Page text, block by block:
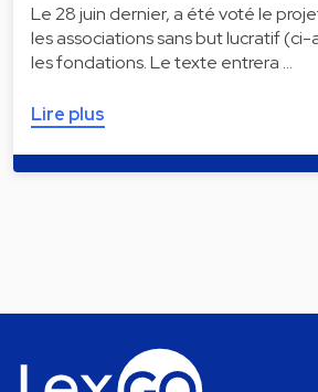
Le 28 juin dernier, a été voté le
les associations sans but lucratif (ci-
les fondations. Le texte entrera …
Lire plus